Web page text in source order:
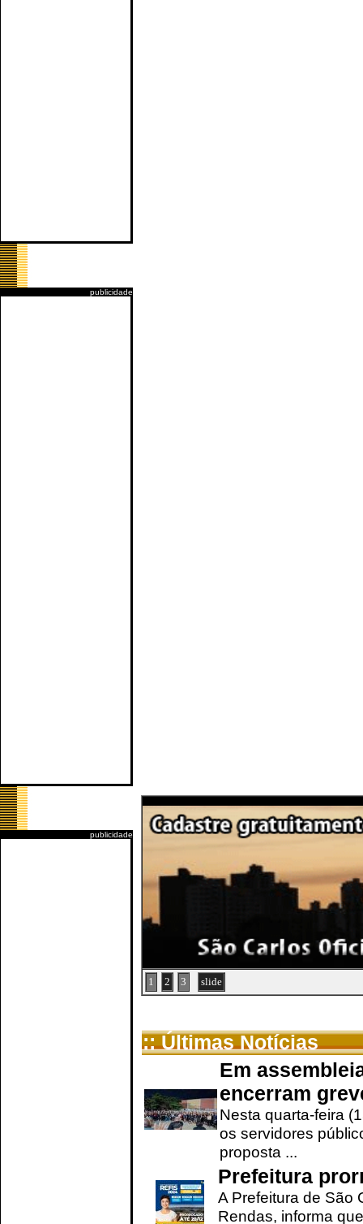
publicidade
publicidade
1 2 3 slide
:: Últimas Notícias
Em
encerram
Nesta quarta-feira
os servidores
proposta ...
Prefeitura
A Prefeitura de São
Rendas, informa